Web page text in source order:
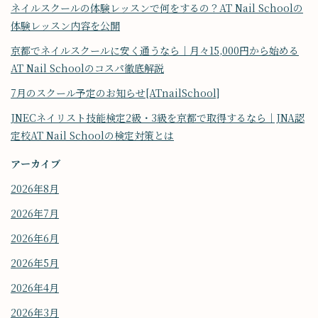
ネイルスクールの体験レッスンで何をするの？AT Nail Schoolの
体験レッスン内容を公開
京都でネイルスクールに安く通うなら｜月々15,000円から始める
AT Nail Schoolのコスパ徹底解説
7月のスクール予定のお知らせ[ATnailSchool]
JNECネイリスト技能検定2級・3級を京都で取得するなら｜JNA認
定校AT Nail Schoolの検定対策とは
アーカイブ
2026年8月
2026年7月
2026年6月
2026年5月
2026年4月
2026年3月